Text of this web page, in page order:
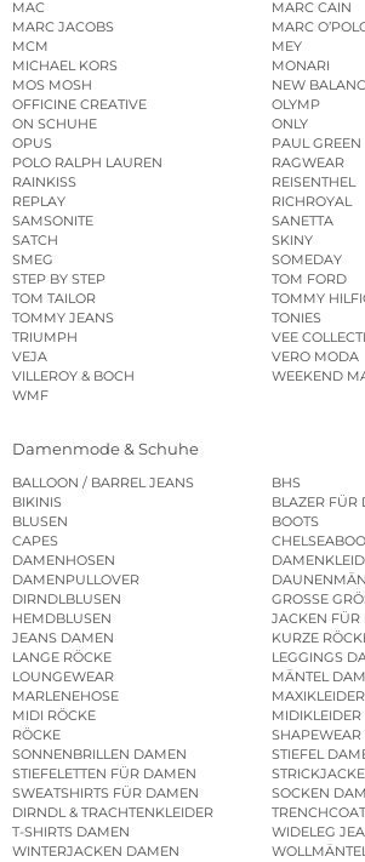
MAC
MARC CAIN
MARC JACOBS
MARC
MCM
MEY
MICHAEL KORS
MONARI
MOS MOSH
NEW
OFFICINE CREATIVE
OLYMP
ON SCHUHE
ONLY
OPUS
PAUL GREEN
POLO RALPH LAUREN
RAGWEAR
RAINKISS
REISENTHEL
REPLAY
RICHROYAL
SAMSONITE
SANETTA
SATCH
SKINY
SMEG
SOMEDAY
STEP BY STEP
TOM FORD
TOM TAILOR
TOMMY
TOMMY JEANS
TONIES
TRIUMPH
VEE
VEJA
VERO MODA
VILLEROY & BOCH
WEEKEND
WMF
Damenmode & Schuhe
BALLOON / BARREL JEANS
BHS
BIKINIS
BLAZER FÜR
BLUSEN
BOOTS
CAPES
DAMENHOSEN
DAMENPULLOVER
DIRNDLBLUSEN
GROSSE
HEMDBLUSEN
JACKEN FÜR
JEANS DAMEN
KURZE
LANGE RÖCKE
LEGGINGS
LOUNGEWEAR
MÄNTEL
MARLENEHOSE
MAXIKLEIDER
MIDI RÖCKE
MIDIKLEIDER
RÖCKE
SONNENBRILLEN DAMEN
STIEFEL
STIEFELETTEN FÜR DAMEN
SWEATSHIRTS FÜR DAMEN
SOCKEN
DIRNDL & TRACHTENKLEIDER
T-SHIRTS DAMEN
WIDELEG
WINTERJACKEN DAMEN